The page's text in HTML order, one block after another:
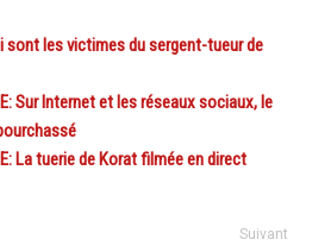
sont les victimes du sergent-tueur de
Sur Internet et les réseaux sociaux, le
La tuerie de Korat filmée en direct
Suivant